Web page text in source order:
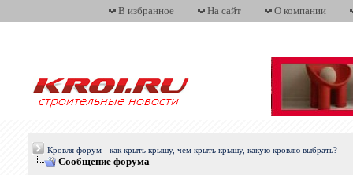
В избранное На сайт О компании
Кровля форум - как крыть крышу, чем крыть крышу, какую кровлю выбрать?
Сообщение форума